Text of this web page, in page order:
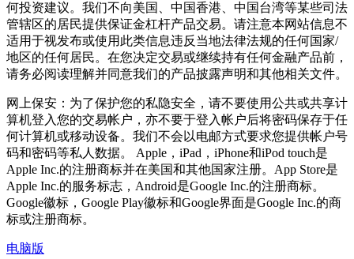
何投资建议。我们不向美国、中国香港、中国台湾等某些司法
管辖区的居民提供保证金杠杆产品交易。请注意本网站信息不
适用于视发布或使用此类信息违反当地法律法规的任何国家/
地区的任何居民。在您决定交易或继续持有任何金融产品前，
请务必阅读理解并同意我们的产品披露声明和其他相关文件。
网上保安：为了保护您的私隐安全，请不要使用公共或共享计
算机登入您的交易帐户，亦不要于登入帐户后将密码保存于任
何计算机或移动设备。我们不会以电邮方式要求您提供帐户号
码和密码等私人数据。 Apple，iPad，iPhone和iPod touch是
Apple Inc.的注册商标并在美国和其他国家注册。App Store是
Apple Inc.的服务标志，Android是Google Inc.的注册商标。
Google徽标，Google Play徽标和Google界面是Google Inc.的商
标或注册商标。
电脑版